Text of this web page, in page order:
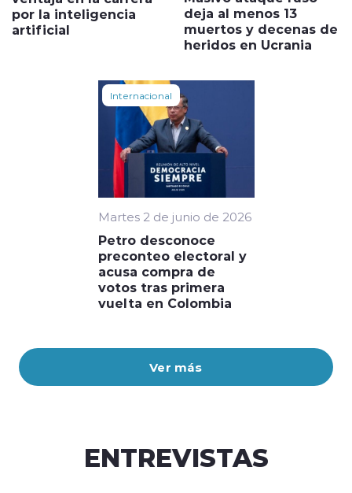
Ver más
por la inteligencia
artificial
deja al menos 13
muertos y decenas de
heridos en Ucrania
Internacional
Martes 2 de junio de 2026
Petro desconoce
preconteo electoral y
acusa compra de
votos tras primera
vuelta en Colombia
ENTREVISTAS